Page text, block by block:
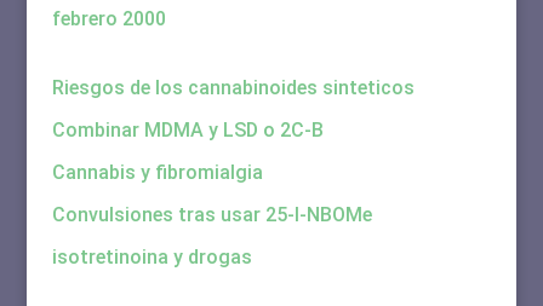
febrero 2000
Riesgos de los cannabinoides sinteticos
Combinar MDMA y LSD o 2C-B
Cannabis y fibromialgia
Convulsiones tras usar 25-I-NBOMe
isotretinoina y drogas